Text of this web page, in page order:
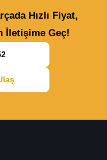
Hızlı Fiyat,
İletişime Geç!